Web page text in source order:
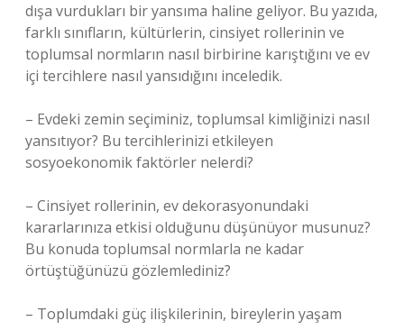
dışa vurdukları bir yansıma haline geliyor. Bu yazıda,
farklı sınıfların, kültürlerin, cinsiyet rollerinin ve
toplumsal normların nasıl birbirine karıştığını ve ev
içi tercihlere nasıl yansıdığını inceledik.
– Evdeki zemin seçiminiz, toplumsal kimliğinizi nasıl
yansıtıyor? Bu tercihlerinizi etkileyen
sosyoekonomik faktörler nelerdi?
– Cinsiyet rollerinin, ev dekorasyonundaki
kararlarınıza etkisi olduğunu düşünüyor musunuz?
Bu konuda toplumsal normlarla ne kadar
örtüştüğünüzü gözlemlediniz?
– Toplumdaki güç ilişkilerinin, bireylerin yaşam